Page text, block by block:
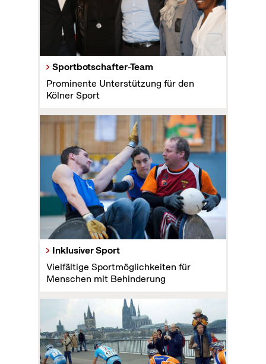
Sportbotschafter-Team
Prominente Unterstützung für den
Kölner Sport
Inklusiver Sport
Vielfältige Sportmöglichkeiten für
Menschen mit Behinderung